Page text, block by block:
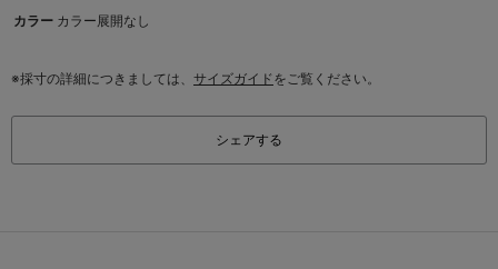
カラー カラー展開なし
※採寸の詳細につきましては、 サイズガイドをご覧ください。
シェアする